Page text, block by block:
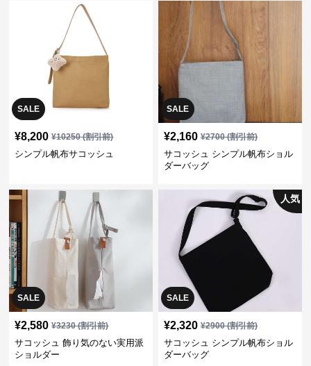
SALE
¥8,200 ¥10250(割引前)
シンプル帆布サコッシュ
SALE
¥2,160 ¥2700(割引前)
サコッシュ シンプル帆布ショル
ダーバッグ
SALE
¥2,580 ¥3230(割引前)
サコッシュ 飾り気のない実用派
ショルダー
SALE
人気
¥2,320 ¥2900(割引前)
サコッシュ シンプル帆布ショル
ダーバッグ